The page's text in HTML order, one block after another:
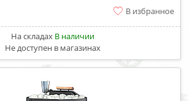
В избранное
На складах В наличии
Не доступен в магазинах